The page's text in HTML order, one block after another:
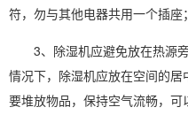
符，勿与其他电器共用一个插座；
3、除湿机应避免放在热源旁
情况下，除湿机应放在空间的
要堆放物品，保持空气流畅，可